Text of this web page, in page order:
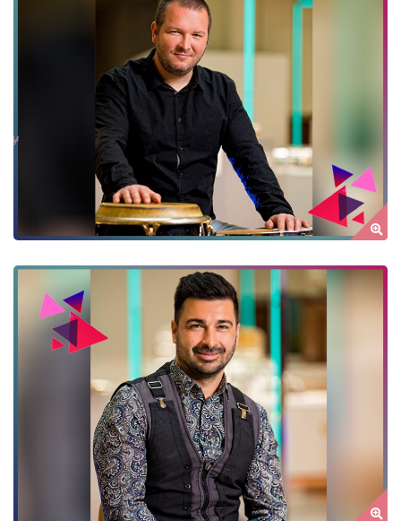
HADDAD HENRIK (RICKY)
ÉNEK
by Author Name